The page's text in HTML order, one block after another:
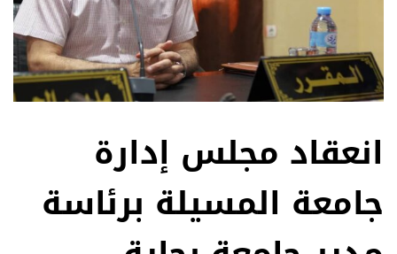
انعقاد مجلس إدارة
جامعة المسيلة برئاسة